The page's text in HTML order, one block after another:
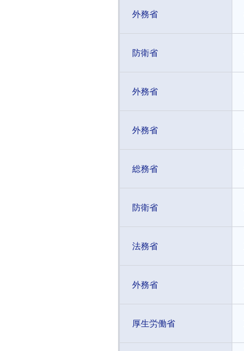
外務省
防衛省
外務省
外務省
総務省
防衛省
法務省
外務省
厚生労働省